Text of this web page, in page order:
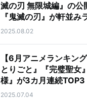
滅の刃 無限城編』の公
『鬼滅の刃』が軒並み
2025.08.02
【6月アニメランキン
とりごと』『完璧聖女
様』が3カ月連続TOP3
2025.07.04